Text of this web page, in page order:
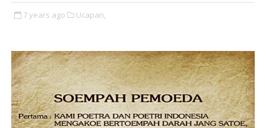
7 years ago Ucapan,